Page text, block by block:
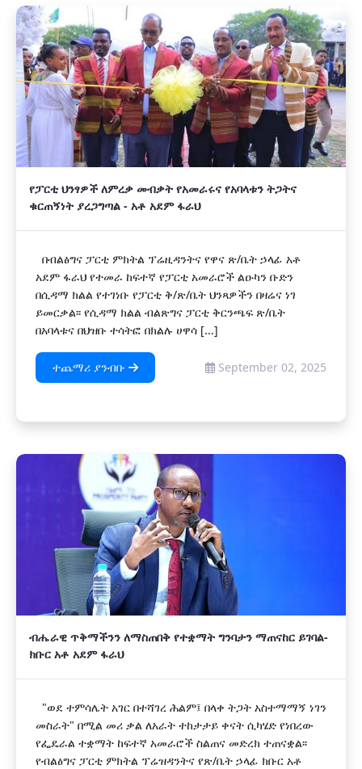
የፓርቲ ህንፃዎች ለምረቃ መብቃት የአመራሩና የአባላቱን ትጋትና
ቁርጠኝነት ያረጋግጣል - አቶ አደም ፋራህ
በብልፅግና ፓርቲ ምክትል ፕሬዚዳንትና የዋና ጽ/ቤት ኃላፊ አቶ
አደም ፋራህ የተመራ ከፍተኛ የፓርቲ አመራሮች ልዑካን ቡድን
በሲዳማ ክልል የተገነቡ የፓርቲ ቅ/ጽ/ቤት ህንጻዎችን በዛሬና ነገ
ይመርቃል፡፡ የሲዳማ ክልል ብልጽግና ፓርቲ ቅርንጫፍ ጽ/ቤት
በአባላቱና በህዝቡ ተሳትፎ በክልሉ ሀዋሳ [...]
ተጨማሪ ያንብቡ September 02, 2025
ብሔራዊ ጥቅማችንን ለማስጠበቅ የተቋማት ግንባታን ማጠናከር ይገባል-
ክቡር አቶ አደም ፋራህ
"ወደ ተምሳሌት አገር በተሻገረ ሕልም፤ በላቀ ትጋት አስተማማኝ ነገን
መስራት" በሚል መሪ ቃል ለአራት ተከታታይ ቀናት ሲካሄድ የነበረው
የፌዴራል ተቋማት ከፍተኛ አመራሮች ስልጠና መድረክ ተጠናቋል፡፡
የብልፅግና ፓርቲ ምክትል ፕሬዝዳንትና የጽ/ቤት ኃላፊ ክቡር አቶ